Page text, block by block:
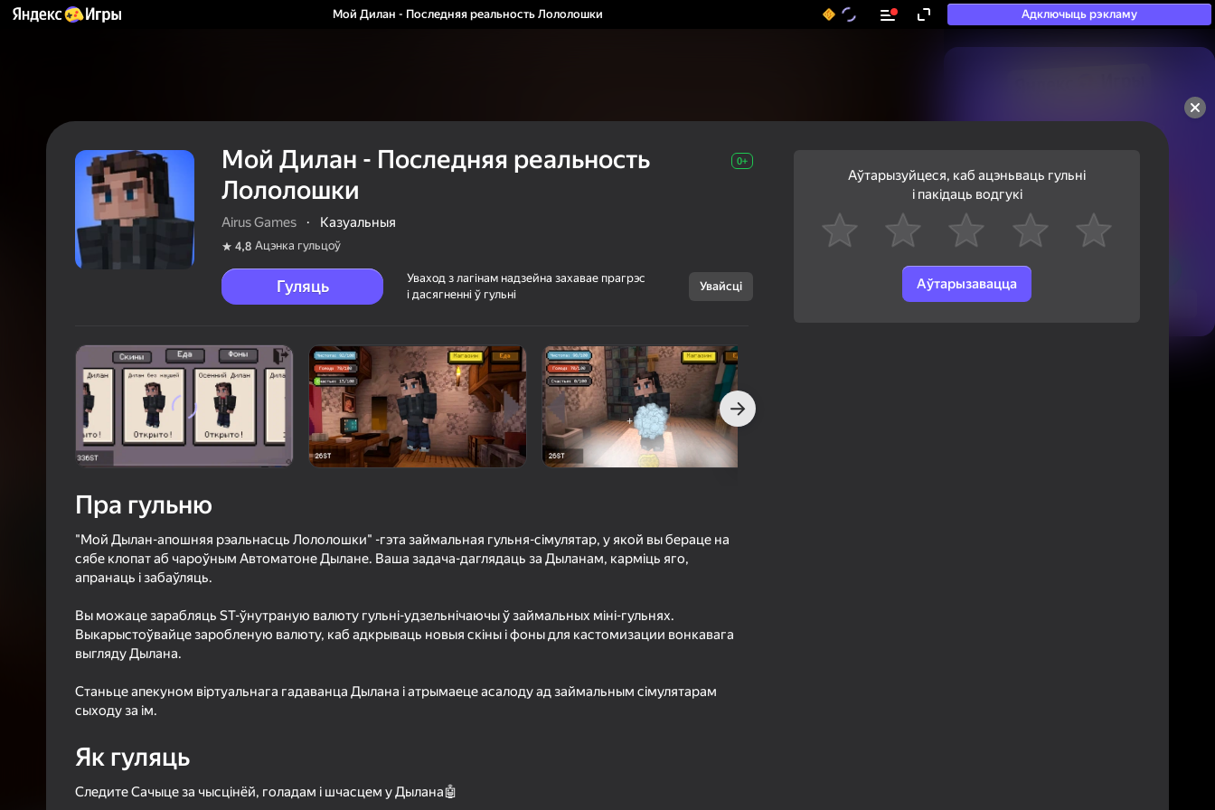
Мой Дилан - Последняя реальность Лололошки Адключыць рэкламу
50+ тап-гульняў, у якія
гуляюць нават тыя, хто
Скасаваць
реальность
Лололошки
Airus Games
Казуальныя
4,8 Ацэнка гульцоў
Уваход з лагінам надзейна
захавае прагрэс і дасягненні
Увайсці
Гуляць
Больш падрабязна аб гульні
Мой Дилан - Последняя реальность
Лололошки
0+
Airus Games · Казуальныя
4,8 Ацэнка гульцоў
Гуляць
Уваход з лагінам надзейна захавае прагрэс
і дасягненні ў гульні
Увайсці
Пра гульню
"Мой Дылан-апошняя рэальнасць Лололошки" -гэта займальная гульня-сімулятар, у якой вы бераце на
сябе клопат аб чароўным Автоматоне Дылане. Ваша задача-даглядаць за Дыланам, карміць яго,
апранаць і забаўляць.
Вы можаце зарабляць ST-ўнутраную валюту гульні-удзельнічаючы ў займальных міні-гульнях.
Выкарыстоўвайце заробленую валюту, каб адкрываць новыя скіны і фоны для кастомизации вонкавага
выгляду Дылана.
Станьце апекуном віртуальнага гадаванца Дылана і атрымаеце асалоду ад займальным сімулятарам
сыходу за ім.
Як гуляць
Следите Сачыце за чысцінёй, голадам і шчасцем у Дылана🤖
Аўтарызуйцеся, каб ацэньваць гульні
і пакідаць водгукі
Аўтарызавацца